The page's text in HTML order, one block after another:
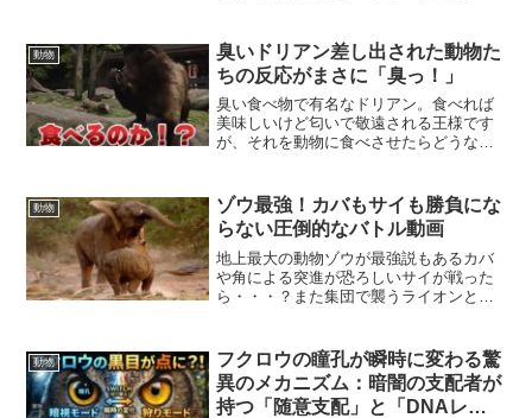
動物
臭いドリアン差し出された動物た
ちの反応がまさに「臭っ！」
臭い食べ物で有名なドリアン。食べれば
美味しいけど匂いで敬遠される王様です
が、それを動物に食べさせたらどうなる
動物
ゾウ最強！カバもサイも勝負にな
らない圧倒的なバトル動画
地上最大の動物ゾウが最強説もあるカバ
や角による突進が恐ろしいサイが戦った
ら・・・？また集団で襲うライオンと戦
動物
フクロウの瞳孔が瞬時に変わる驚
異のメカニズム：暗闇の支配者が
持つ「随意支配」と「DNAレン